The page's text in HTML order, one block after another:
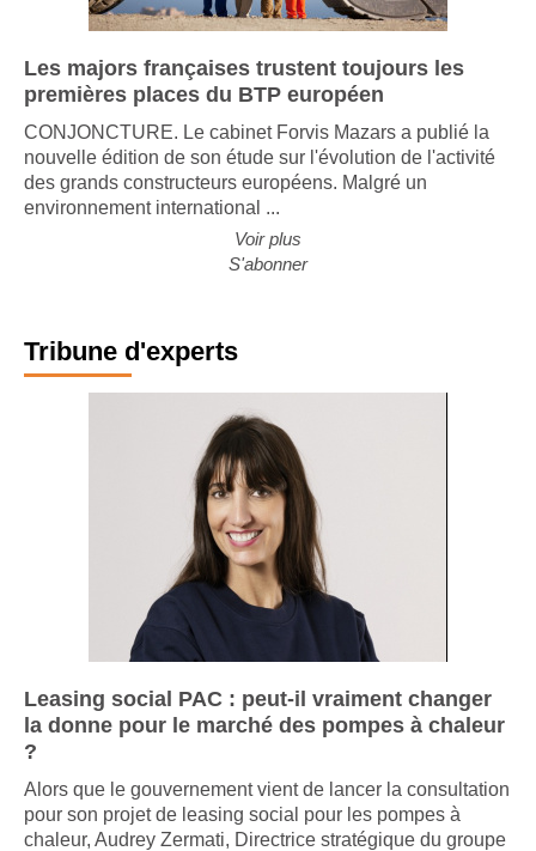
Les majors françaises trustent toujours les
premières places du BTP européen
CONJONCTURE. Le cabinet Forvis Mazars a publié la
nouvelle édition de son étude sur l'évolution de l'activité
des grands constructeurs européens. Malgré un
environnement international ...
Voir plus
S'abonner
Tribune d'experts
Leasing social PAC : peut-il vraiment changer
la donne pour le marché des pompes à chaleur
?
Alors que le gouvernement vient de lancer la consultation
pour son projet de leasing social pour les pompes à
chaleur, Audrey Zermati, Directrice stratégique du groupe